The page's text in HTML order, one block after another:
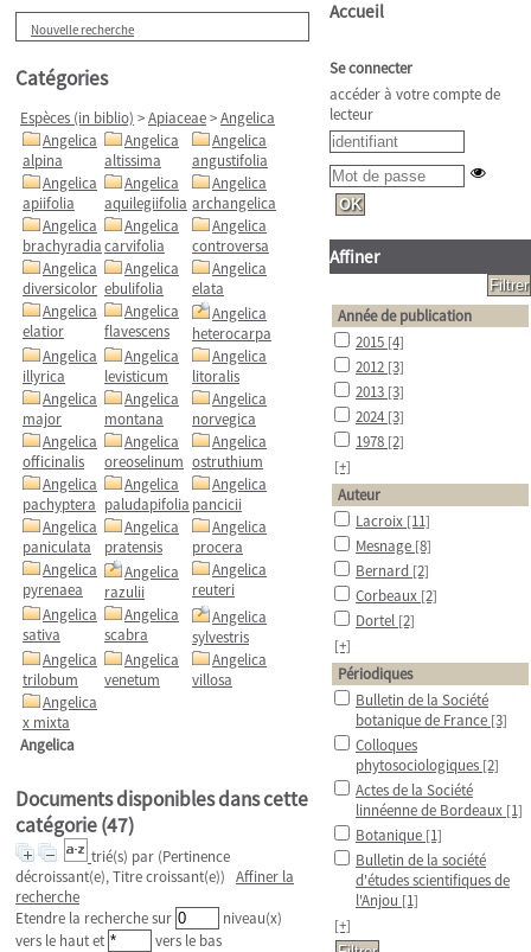
Nouvelle recherche
Catégories
Espèces (in biblio) >Apiaceae>Angelica
Angelica
alpina
Angelica
altissima
Angelica
angustifolia
Angelica
apiifolia
Angelica
aquilegiifolia
Angelica
archangelica
Angelica
brachyradia
Angelica
carvifolia
Angelica
controversa
Angelica
diversicolor
Angelica
ebulifolia
Angelica
elata
Angelica
elatior
Angelica
flavescens
Angelica
heterocarpa
Angelica
illyrica
Angelica
levisticum
Angelica
litoralis
Angelica
major
Angelica
montana
Angelica
norvegica
Angelica
officinalis
Angelica
oreoselinum
Angelica
ostruthium
Angelica
pachyptera
Angelica
paludapifolia
Angelica
pancicii
Angelica
paniculata
Angelica
pratensis
Angelica
procera
Angelica
pyrenaea
Angelica
razulii
Angelica
reuteri
Angelica
sativa
Angelica
scabra
Angelica
sylvestris
Angelica
trilobum
Angelica
venetum
Angelica
villosa
Angelica
x mixta
Angelica
Documents disponibles dans cette
catégorie (47)
trié(s) par (Pertinence
décroissant(e), Titre croissant(e)) Affiner la
recherche
Etendre la recherche sur
niveau(x)
vers le haut et
vers le bas
Accueil
Se connecter
accéder à votre compte de
lecteur
Affiner
Année de publication
2015 [4]
2012 [3]
2013 [3]
2024 [3]
1978 [2]
[+]
Auteur
Lacroix [11]
Mesnage [8]
Bernard [2]
Corbeaux [2]
Dortel [2]
[+]
Périodiques
Bulletin de la Société
botanique de France [3]
Colloques
phytosociologiques [2]
Actes de la Société
linnéenne de Bordeaux [1]
Botanique [1]
Bulletin de la société
d'études scientifiques de
l'Anjou [1]
[+]